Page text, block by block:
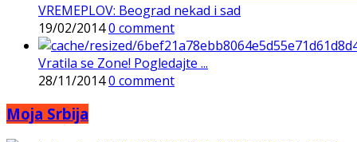
VREMEPLOV: Beograd nekad i sad
19/02/20140 comment
Vratila se Zone! Pogledajte ...
28/11/20140 comment
Moja Srbija